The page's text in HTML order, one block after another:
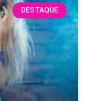
DESTAQUE